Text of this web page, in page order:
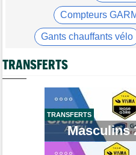
Tour de France Femmes
Kasia Niewiadoma, "furieuse"
Loes Adegeest : "On essaiera
Lilan Calmejane: "Pourquoi
Tour de France Femmes
Puck Pieterse : "Je ne sais
Tour de France Femmes
Niedermaier : "J’ai dit à Kasia
Compteurs
Gants chauffants vélo
Casque ABUS
TRANSFERTS
TRANSFERTS
Masculins